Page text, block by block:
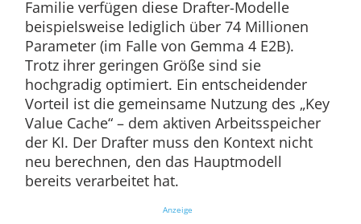
Familie verfügen diese Drafter-Modelle
beispielsweise lediglich über 74 Millionen
Parameter (im Falle von Gemma 4 E2B).
Trotz ihrer geringen Größe sind sie
hochgradig optimiert. Ein entscheidender
Vorteil ist die gemeinsame Nutzung des „Key
Value Cache“ – dem aktiven Arbeitsspeicher
der KI. Der Drafter muss den Kontext nicht
neu berechnen, den das Hauptmodell
bereits verarbeitet hat.
Anzeige